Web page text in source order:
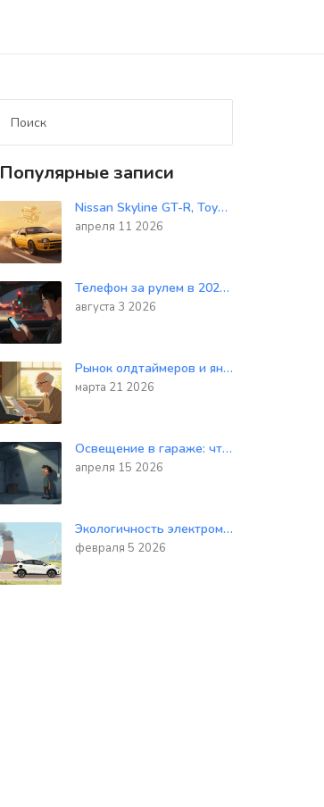
Популярные записи
Nissan Skyline GT-R, Toyota Supra и Mazda RX-7: Битва легенд JDM
апреля 11 2026
Телефон за рулем в 2026 году: что разрешено, а за что штрафуют по ПДД
августа 3 2026
Рынок олдтаймеров и янтаймеров: как устроены продажи на российском рынке акций
марта 21 2026
Освещение в гараже: что выбрать - LED или люминесцентные лампы?
апреля 15 2026
Экологичность электромобилей: мифы и реальность 2026
февраля 5 2026